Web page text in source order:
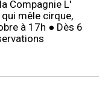
Compagnie L'
qui mêle cirque,
à 17h ● Dès 6